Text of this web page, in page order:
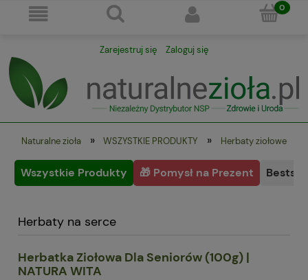
Zarejestruj się Zaloguj się
Naturalne zioła » WSZYSTKIE PRODUKTY » Herbaty ziołowe
Wszystkie Produkty 🎁 Pomysł na Prezent
Herbaty na serce
Herbatka Ziołowa Dla Seniorów (100g) |
NATURA WITA